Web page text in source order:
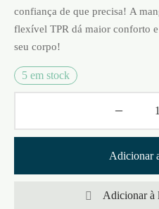
confiança de que precisa! A
flexível TPR dá maior conforto
seu corpo!
5 em stock
Adicionar
Adicionar à